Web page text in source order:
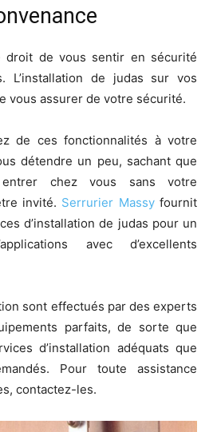
droit de vous sentir en sécurité
L’installation de judas sur vos
vous assurer de votre sécurité.
de ces fonctionnalités à votre
détendre un peu, sachant que
chez vous sans votre
invité. Serrurier Massyfournit
d’installation de judas pour un
avec d’excellents
sont effectués par des experts
parfaits, de sorte que
d’installation adéquats que
Pour toute assistance
contactez-les.